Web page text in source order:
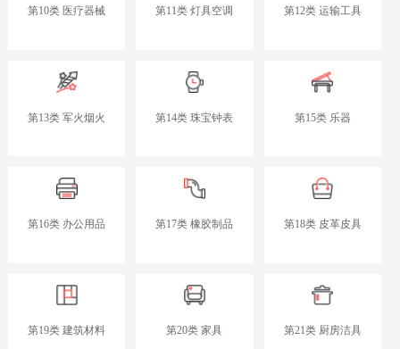
第10类 医疗器械 第11类 灯具空调 第12类 运输工具
第13类 军火烟火 第14类 珠宝钟表 第15类 乐器
第16类 办公用品 第17类 橡胶制品 第18类 皮革皮具
第19类 建筑材料 第20类 家具 第21类 厨房洁具